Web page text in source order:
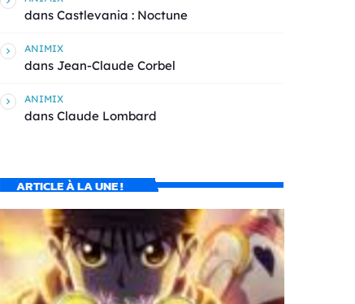
dans Castlevania : Noctune
ANIMIX
dans Jean-Claude Corbel
ANIMIX
dans Claude Lombard
ARTICLE À LA UNE !